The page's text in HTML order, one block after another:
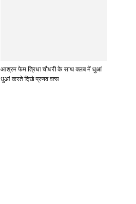
आश्रम फेम त्रिधा चौधरी के साथ क्लब में धुआं
धुआं करते दिखे प्रणव वत्स